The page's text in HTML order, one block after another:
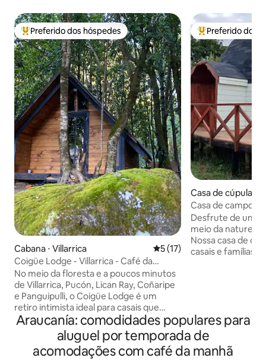
Entre os melhores preferidos dos hóspedes
Preferido dos hóspedes
Cabana ⋅ Villarrica 5 de uma avaliação média
5 (17)
Coigüe Lodge - Villarrica - Café da
manhã incluído
No meio da floresta e a poucos minutos
de Villarrica, Pucón, Lican Ray, Coñaripe
e Panguipulli, o Coigüe Lodge é um
retiro intimista ideal para casais que
procuram se desconectar e descansar.
Tem uma cama king size, um banheiro
privativo e uma atmosfera acolhedora
que convida à calma. Inclui um café da
Entre os
Preferido dos
Casa de cúpula ⋅
Casa de campo
quente e café da
Desfrute de uma
meio da natureza
Nossa casa de
casais e famílias
céu do sul do Chile. Todas as
você pode
da manhã
preparado com
Araucanía: comodidades populares para
aluguel por temporada de
acomodações com café da manhã